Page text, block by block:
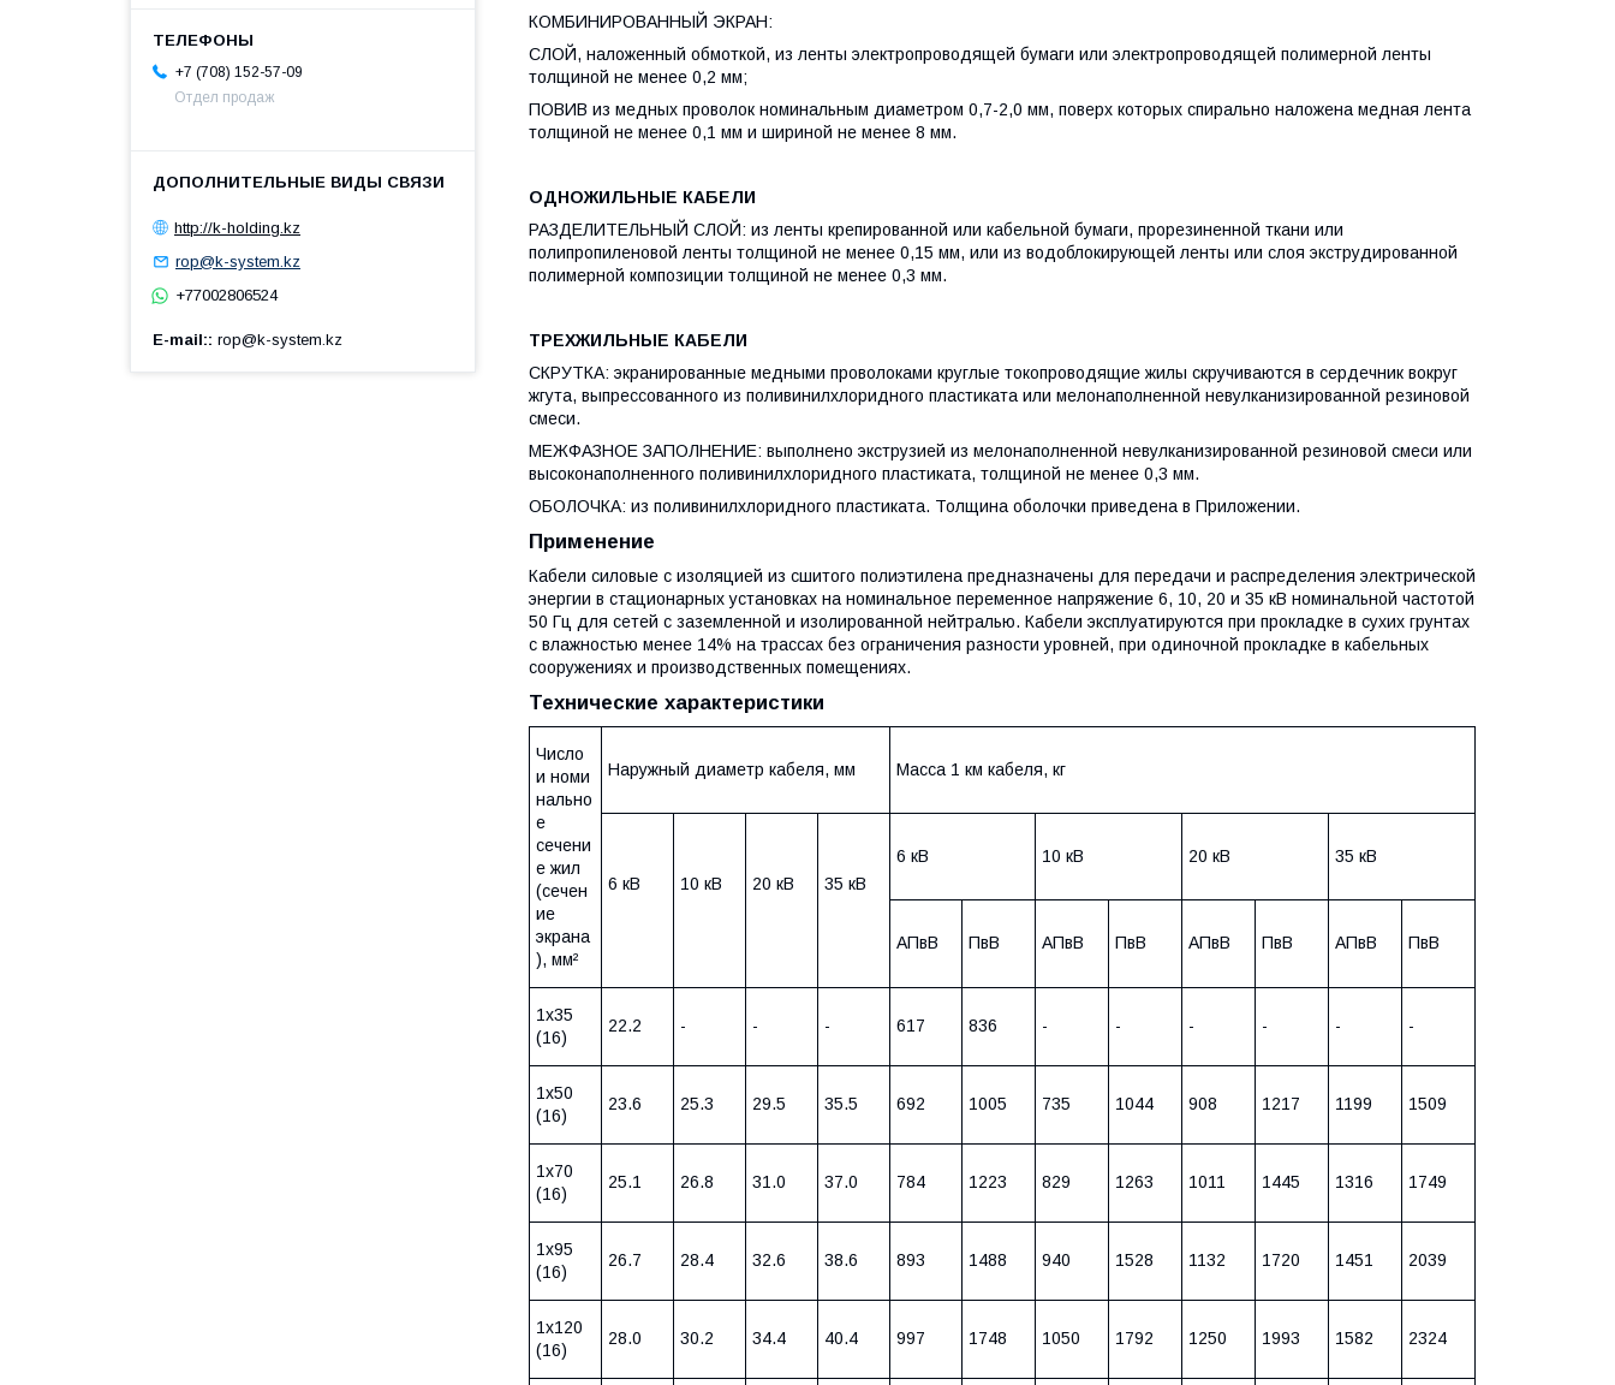
КОМБИНИРОВАННЫЙ ЭКРАН:
СЛОЙ, наложенный обмоткой, из ленты электропроводящей бумаги или электропроводящей полимерной ленты
толщиной не менее 0,2 мм;
ПОВИВ из медных проволок номинальным диаметром 0,7-2,0 мм, поверх которых спирально наложена медная лента
толщиной не менее 0,1 мм и шириной не менее 8 мм.
ОДНОЖИЛЬНЫЕ КАБЕЛИ
РАЗДЕЛИТЕЛЬНЫЙ СЛОЙ: из ленты крепированной или кабельной бумаги, прорезиненной ткани или
полипропиленовой ленты толщиной не менее 0,15 мм, или из водоблокирующей ленты или слоя экструдированной
полимерной композиции толщиной не менее 0,3 мм.
ТРЕХЖИЛЬНЫЕ КАБЕЛИ
СКРУТКА: экранированные медными проволоками круглые токопроводящие жилы скручиваются в сердечник вокруг
жгута, выпрессованного из поливинилхлоридного пластиката или мелонаполненной невулканизированной резиновой
смеси.
МЕЖФАЗНОЕ ЗАПОЛНЕНИЕ: выполнено экструзией из мелонаполненной невулканизированной резиновой смеси или
высоконаполненного поливинилхлоридного пластиката, толщиной не менее 0,3 мм.
ОБОЛОЧКА: из поливинилхлоридного пластиката. Толщина оболочки приведена в Приложении.
Применение
Кабели силовые с изоляцией из сшитого полиэтилена предназначены для передачи и распределения электрической
энергии в стационарных установках на номинальное переменное напряжение 6, 10, 20 и 35 кВ номинальной частотой
50 Гц для сетей с заземленной и изолированной нейтралью. Кабели эксплуатируются при прокладке в сухих грунтах
с влажностью менее 14% на трассах без ограничения разности уровней, при одиночной прокладке в кабельных
сооружениях и производственных помещениях.
Технические характеристики
Число
и номи
нально
е
сечени
е жил
(сечен
ие
экрана
), мм²
Наружный диаметр кабеля, мм Масса 1 км кабеля, кг
6 кВ 10 кВ 20 кВ 35 кВ
6 кВ 10 кВ 20 кВ 35 кВ
АПвВ ПвВ АПвВ ПвВ АПвВ ПвВ АПвВ ПвВ
1х35
(16)
22.2 - - - 617 836 - - - - - -
1х50
(16)
23.6 25.3 29.5 35.5 692 1005 735 1044 908 1217 1199 1509
1х70
(16)
25.1 26.8 31.0 37.0 784 1223 829 1263 1011 1445 1316 1749
1х95
(16)
26.7 28.4 32.6 38.6 893 1488 940 1528 1132 1720 1451 2039
1х120
(16)
28.0 30.2 34.4 40.4 997 1748 1050 1792 1250 1993 1582 2324
+7 (708) 152-57-09
Отдел продаж
http://k-holding.kz
rop@k-system.kz
+77002806524
E-mail: rop@k-system.kz